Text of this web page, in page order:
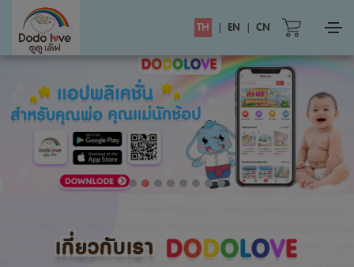
TH | EN | CN
เกี่ยวกับเรา